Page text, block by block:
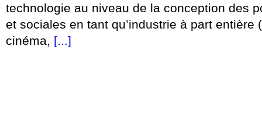
technologie au niveau de la conception des
et sociales en tant qu’industrie à part entière
cinéma, [...]